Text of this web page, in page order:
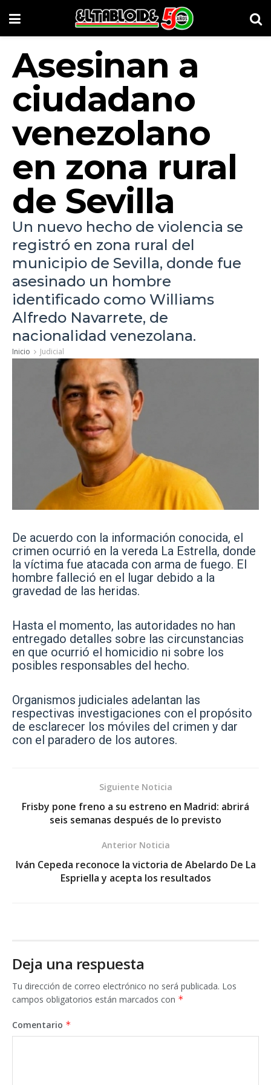
Asesinan a
ciudadano
venezolano
en zona rural
de Sevilla
Un nuevo hecho de violencia se
registró en zona rural del
municipio de Sevilla, donde fue
asesinado un hombre
identificado como Williams
Alfredo Navarrete, de
nacionalidad venezolana.
Inicio Judicial
De acuerdo con la información conocida, el
crimen ocurrió en la vereda La Estrella, donde
la víctima fue atacada con arma de fuego. El
hombre falleció en el lugar debido a la
gravedad de las heridas.
Hasta el momento, las autoridades no han
entregado detalles sobre las circunstancias
en que ocurrió el homicidio ni sobre los
posibles responsables del hecho.
Organismos judiciales adelantan las
respectivas investigaciones con el propósito
de esclarecer los móviles del crimen y dar
con el paradero de los autores.
Siguiente Noticia
Frisby pone freno a su estreno en Madrid: abrirá
seis semanas después de lo previsto
Anterior Noticia
Iván Cepeda reconoce la victoria de Abelardo De La
Espriella y acepta los resultados
Deja una respuesta
Tu dirección de correo electrónico no será publicada. Los
campos obligatorios están marcados con *
Comentario *